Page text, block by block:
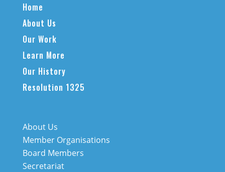
Home
About Us
Our Work
Learn More
Our History
Resolution 1325
About Us
Member Organisations
Board Members
Secretariat